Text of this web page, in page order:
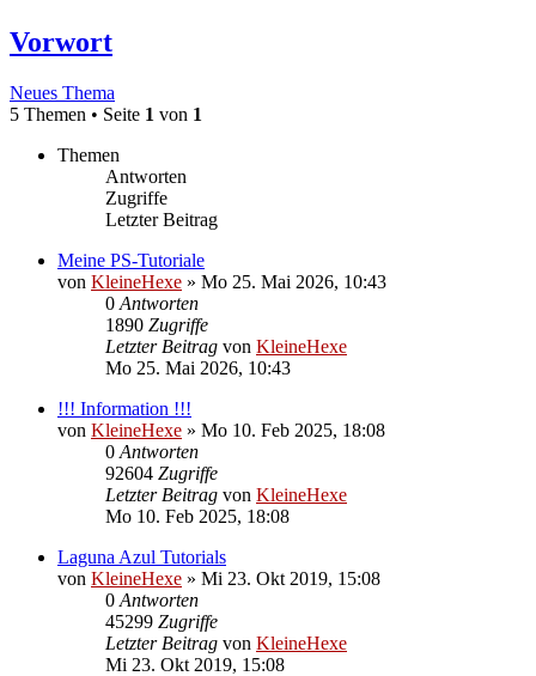
Vorwort
Neues Thema
5 Themen • Seite 1 von 1
Themen
Antworten
Zugriffe
Letzter Beitrag
Meine PS-Tutoriale
von KleineHexe » Mo 25. Mai 2026, 10:43
0 Antworten
1890 Zugriffe
Letzter Beitrag von KleineHexe
Mo 25. Mai 2026, 10:43
!!! Information !!!
von KleineHexe » Mo 10. Feb 2025, 18:08
0 Antworten
92604 Zugriffe
Letzter Beitrag von KleineHexe
Mo 10. Feb 2025, 18:08
Laguna Azul Tutorials
von KleineHexe » Mi 23. Okt 2019, 15:08
0 Antworten
45299 Zugriffe
Letzter Beitrag von KleineHexe
Mi 23. Okt 2019, 15:08